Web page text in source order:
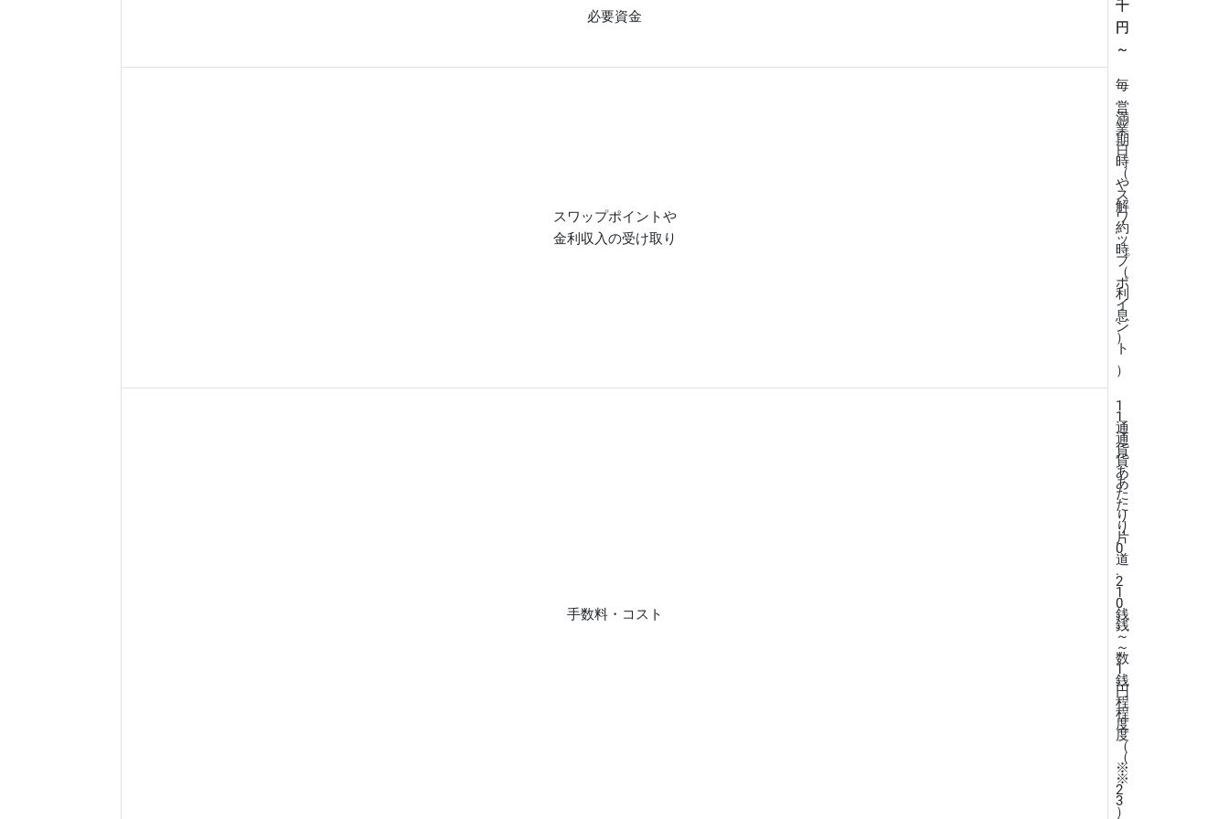
必要資金
千
円
～
十
円
～
スワップポイントや
金利収入の受け取り
毎
営
業
日
（
ス
ワ
ッ
プ
ポ
イ
ン
ト
）
満
期
時
や
解
約
時
（
利
息
）
手数料・コスト
1
通
貨
あ
た
り
0
.
1
銭
～
数
銭
程
度
（
※
2
）
1
通
貨
あ
た
り
片
道
2
0
銭
～
1
円
程
度
（
※
3